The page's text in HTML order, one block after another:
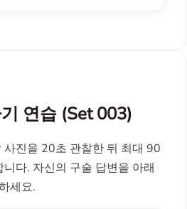
연습 (Set 003)
사진을 20초 관찰한 뒤 최대 90
다. 자신의 구술 답변을 아래
세요.